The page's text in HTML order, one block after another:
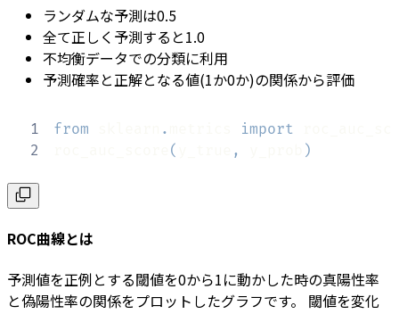
ランダムな予測は0.5
全て正しく予測すると1.0
不均衡データでの分類に利用
予測確率と正解となる値(1か0か)の関係から評価
1 from .
import
2
( , )
ROC曲線とは
予測値を正例とする閾値を0から1に動かした時の真陽性率
と偽陽性率の関係をプロットしたグラフです。 閾値を変化